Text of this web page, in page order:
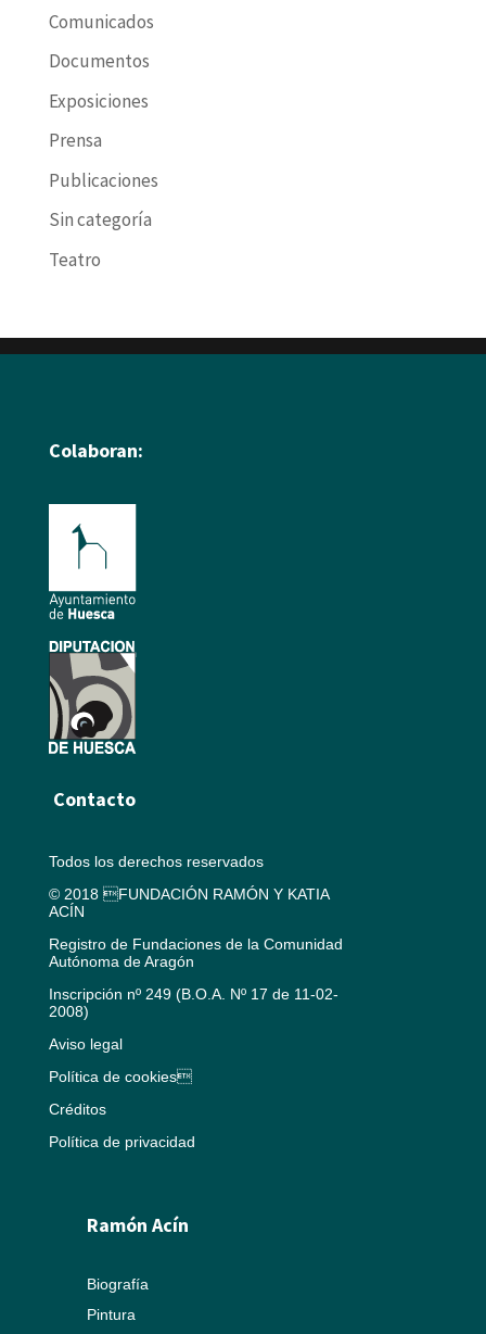
Comunicados
Documentos
Exposiciones
Prensa
Publicaciones
Sin categoría
Teatro
Colaboran:
Contacto
Todos los derechos reservados
© 2018 FUNDACIÓN RAMÓN Y KATIA
ACÍN
Registro de Fundaciones de la Comunidad
Autónoma de Aragón
Inscripción nº 249 (B.O.A. Nº 17 de 11-02-
2008)
Aviso legal
Política de cookies
Créditos
Política de privacidad
Ramón Acín
Biografía
Pintura